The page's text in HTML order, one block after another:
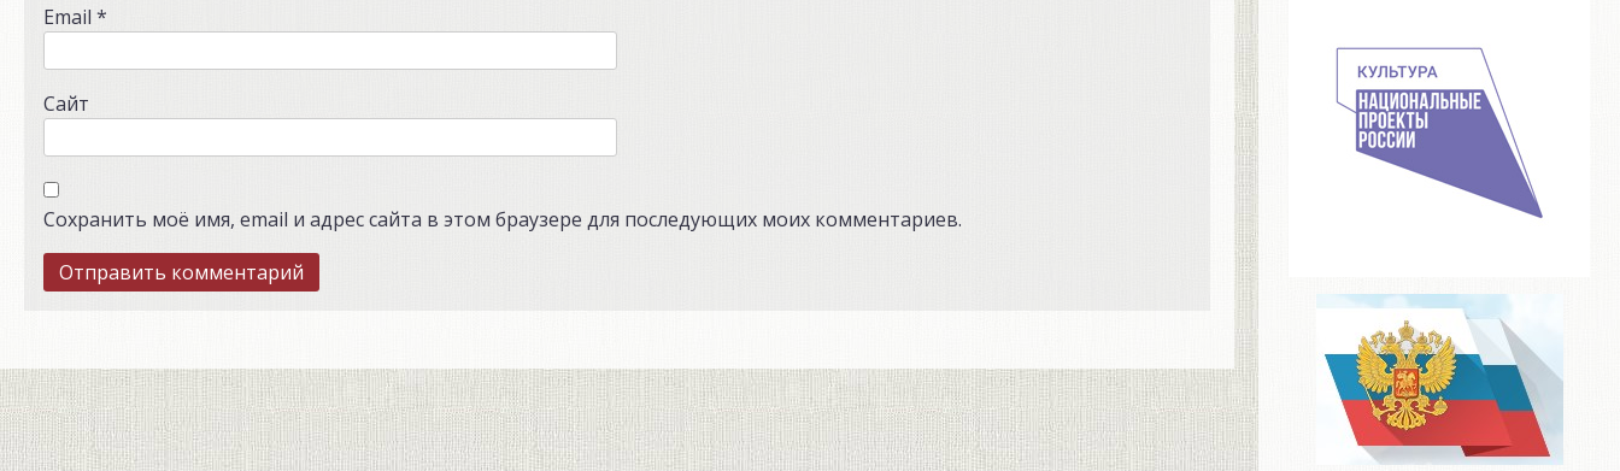
Email *
Сайт
Сохранить моё имя, email и адрес сайта в этом браузере для последующих моих комментариев.